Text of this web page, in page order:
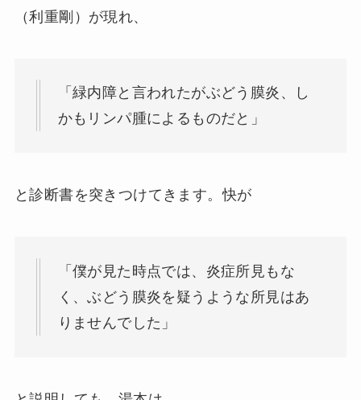
（利重剛）が現れ、
「緑内障と言われたがぶどう膜炎、し
かもリンパ腫によるものだと」
と診断書を突きつけてきます。快が
「僕が見た時点では、炎症所見もな
く、ぶどう膜炎を疑うような所見はあ
りませんでした」